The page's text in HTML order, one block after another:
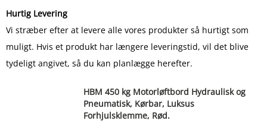
Hurtig Levering
Vi stræber efter at levere alle vores produkter så hurtigt som
muligt. Hvis et produkt har længere leveringstid, vil det blive
tydeligt angivet, så du kan planlægge herefter.
HBM 450 kg Motorløftbord Hydraulisk og
Pneumatisk, Kørbar, Luksus
Forhjulsklemme, Rød.